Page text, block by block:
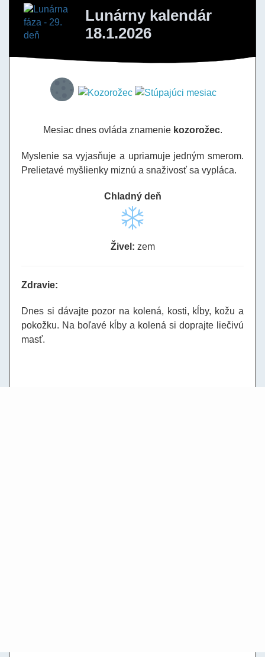
Lunárny kalendár
18.1.2026
Mesiac dnes ovláda znamenie kozorožec.
Myslenie sa vyjasňuje a upriamuje jedným smerom.
Prelietavé myšlienky miznú a snaživosť sa vypláca.
Chladný deň
Živel: zem
Zdravie:
Dnes si dávajte pozor na kolená, kosti, kĺby, kožu a
pokožku. Na boľavé kĺby a kolená si doprajte liečivú
masť.